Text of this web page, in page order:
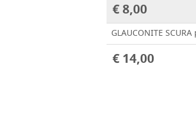
€ 8,00
GLAUCONITE
€ 14,00